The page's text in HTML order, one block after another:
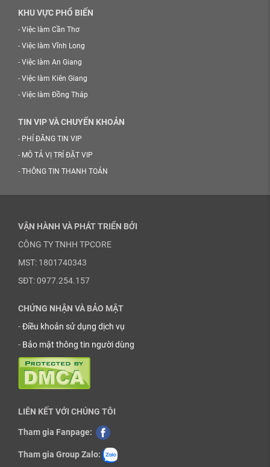
KHU VỰC PHỔ BIẾN
- Việc làm Cần Thơ
- Việc làm Vĩnh Long
- Việc làm An Giang
- Việc làm Kiên Giang
- Việc làm Đồng Tháp
TIN VIP VÀ CHUYỂN KHOẢN
- PHÍ ĐĂNG TIN VIP
- MÔ TẢ VỊ TRÍ ĐẶT VIP
- THÔNG TIN THANH TOÁN
VẬN HÀNH VÀ PHÁT TRIỂN BỞI
CÔNG TY TNHH TPCORE
MST: 1801740343
SĐT: 0977.254.157
CHỨNG NHẬN VÀ BẢO MẬT
-Điều khoản sử dụng dịch vụ
- Bảo mật thông tin người dùng
LIÊN KẾT VỚI CHÚNG TÔI
Tham gia Fanpage:
Tham gia Group Zalo: